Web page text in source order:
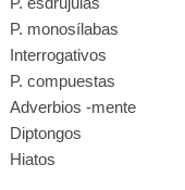
P. monosílabas
Interrogativos
P. compuestas
Adverbios -mente
Diptongos
Hiatos